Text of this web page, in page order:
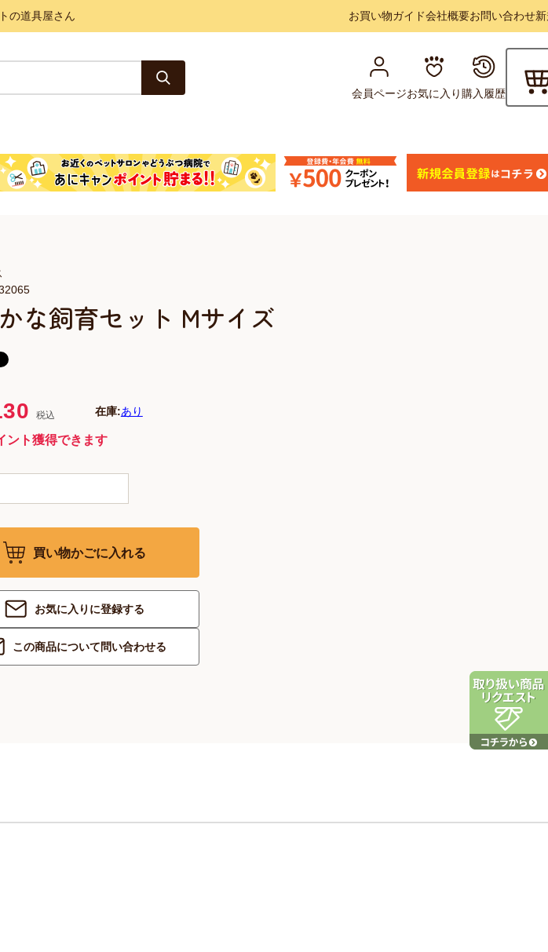
の道具屋さん お買い物ガイド会社概要お問い合わせ
会員ページお気に入り購入履歴
な飼育セット Mサイズ
税込 在庫:あり
ント獲得できます
買い物かごに入れる
お気に入りに登録する
この商品について問い合わせる